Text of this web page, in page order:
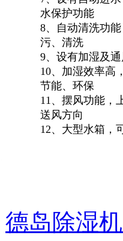
水保护功能
8、自动清洗功
污、清洗
9、设有加湿及
10、加湿效率高
节能、环保
11、摆风功能，
送风方向
12、大型水箱，
德岛除湿